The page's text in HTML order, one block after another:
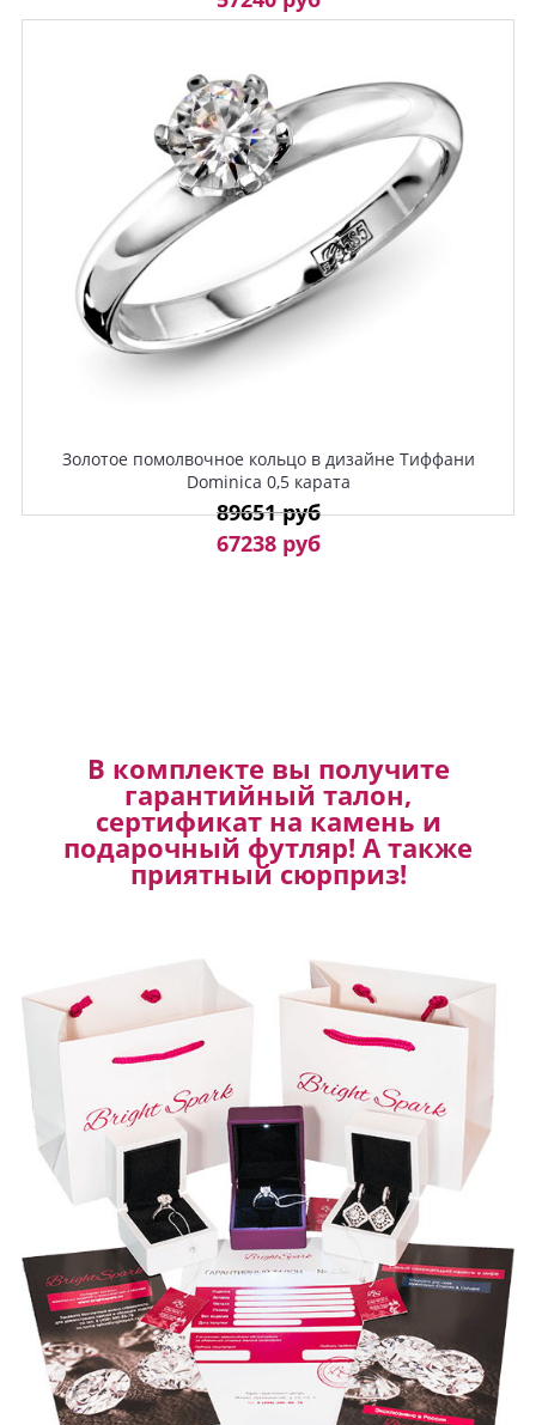
Золотое помолвочное кольцо в дизайне Тиффани
Dominica 0,5 карата
89651 руб
67238 руб
В комплекте вы получите
гарантийный талон,
сертификат на камень и
подарочный футляр! А также
приятный сюрприз!